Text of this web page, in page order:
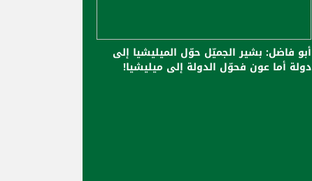
أبو فاضل: بشير الجميّل حوّل الميليشيا إلى
دولة أما عون فحوّل الدولة إلى ميليشيا!